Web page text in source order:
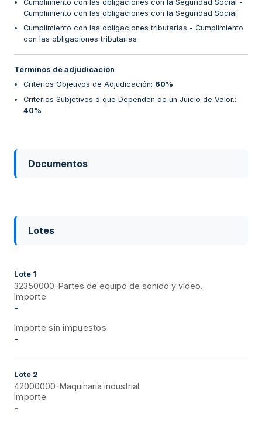
Cumplimiento con las obligaciones con la Seguridad Social -
Cumplimiento con las obligaciones con la Seguridad Social
Cumplimiento con las obligaciones tributarias - Cumplimiento
con las obligaciones tributarias
Términos de adjudicación
Criterios Objetivos de Adjudicación: 60%
Criterios Subjetivos o que Dependen de un Juicio de Valor.:
40%
Documentos
Lotes
Lote 1
32350000-Partes de equipo de sonido y vídeo.
Importe
-
Importe sin impuestos
-
Lote 2
42000000-Maquinaria industrial.
Importe
-